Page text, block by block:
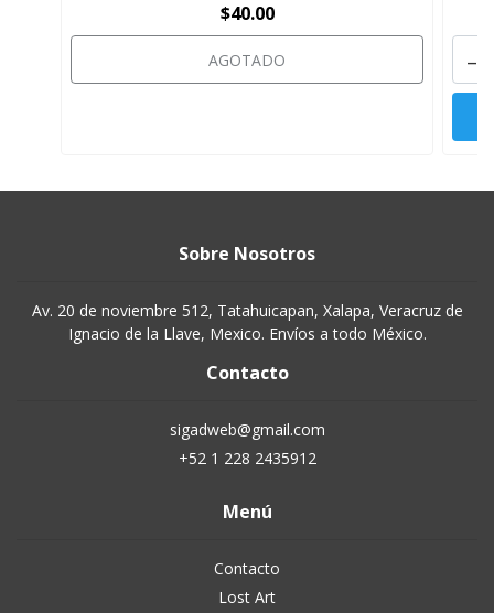
$40.00
AGOTADO -
Sobre Nosotros
Av. 20 de noviembre 512, Tatahuicapan, Xalapa, Veracruz de
Ignacio de la Llave, Mexico. Envíos a todo México.
Contacto
sigadweb@gmail.com
+52 1 228 2435912
Menú
Contacto
Lost Art